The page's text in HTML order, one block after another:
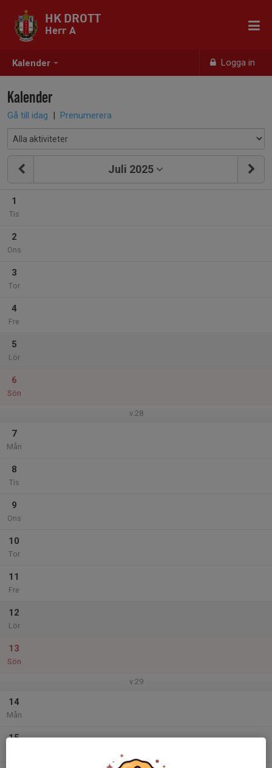
Kalender Logga in
HK DROTT
Herr A
Kalender
Gå till idag | Prenumerera
Juli 2025
1
Tis
2
Ons
3
Tor
4
Fre
5
Lör
6
Sön
v.28
7
Mån
8
Tis
9
Ons
10
Tor
11
Fre
12
Lör
13
Sön
v.29
14
Mån
15